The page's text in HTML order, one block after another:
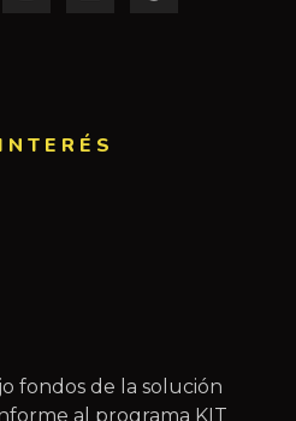
fondos de la solución
al programa KIT